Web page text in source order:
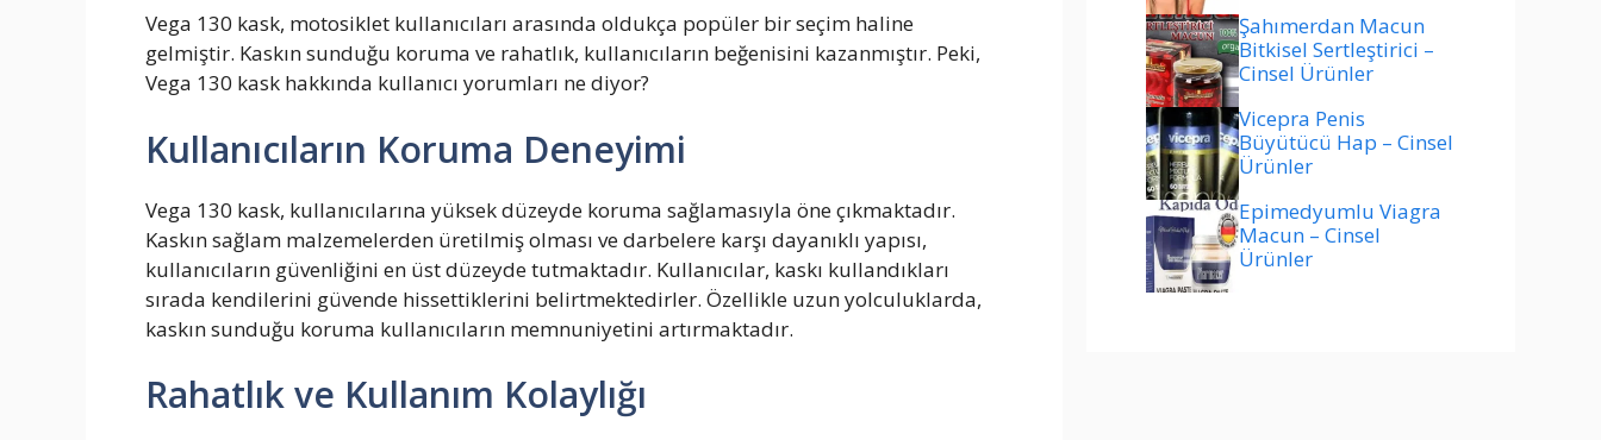
Vega 130 kask, motosiklet kullanıcıları arasında oldukça popüler bir seçim haline
gelmiştir. Kaskın sunduğu koruma ve rahatlık, kullanıcıların beğenisini kazanmıştır. Peki,
Vega 130 kask hakkında kullanıcı yorumları ne diyor?
Kullanıcıların Koruma Deneyimi
Vega 130 kask, kullanıcılarına yüksek düzeyde koruma sağlamasıyla öne çıkmaktadır.
Kaskın sağlam malzemelerden üretilmiş olması ve darbelere karşı dayanıklı yapısı,
kullanıcıların güvenliğini en üst düzeyde tutmaktadır. Kullanıcılar, kaskı kullandıkları
sırada kendilerini güvende hissettiklerini belirtmektedirler. Özellikle uzun yolculuklarda,
kaskın sunduğu koruma kullanıcıların memnuniyetini artırmaktadır.
Rahatlık ve Kullanım Kolaylığı
Şahımerdan Macun
Bitkisel Sertleştirici –
Cinsel Ürünler
Vicepra Penis
Büyütücü Hap – Cinsel
Ürünler
Epimedyumlu Viagra
Macun – Cinsel
Ürünler